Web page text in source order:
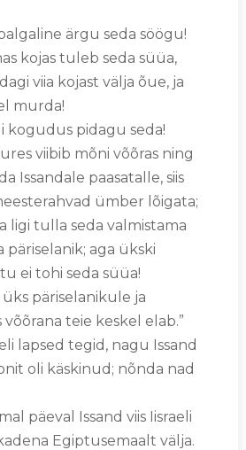
ärgu seda söögu!
kojas tuleb seda süüa,
viia kojast välja õue, ja
murda!
kogudus pidagu seda!
viibib mõni võõras ning
Issandale paasatalle, siis
ümber lõigata;
ligi tulla seda valmistama
päriselanik; aga ükski
ei tohi seda süüa!
päriselanikule ja
teie keskel elab.”
lapsed tegid, nagu Issand
oli käskinud; nõnda nad
päeval Issand viis Iisraeli
Egiptusemaalt välja.